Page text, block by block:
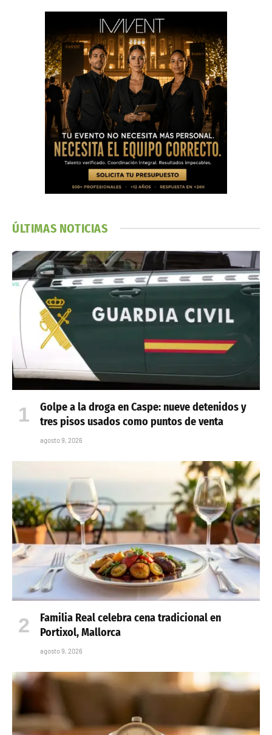
ÚLTIMAS NOTICIAS
Golpe a la droga en Caspe: nueve detenidos y
tres pisos usados como puntos de venta
agosto 9, 2026
Familia Real celebra cena tradicional en
Portixol, Mallorca
agosto 9, 2026